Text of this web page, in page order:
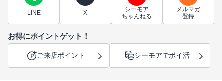
LINE X
シーモア
ちゃんねる
メルマガ
登録
お得にポイントゲット！
ご来店ポイント シーモアでポイ活